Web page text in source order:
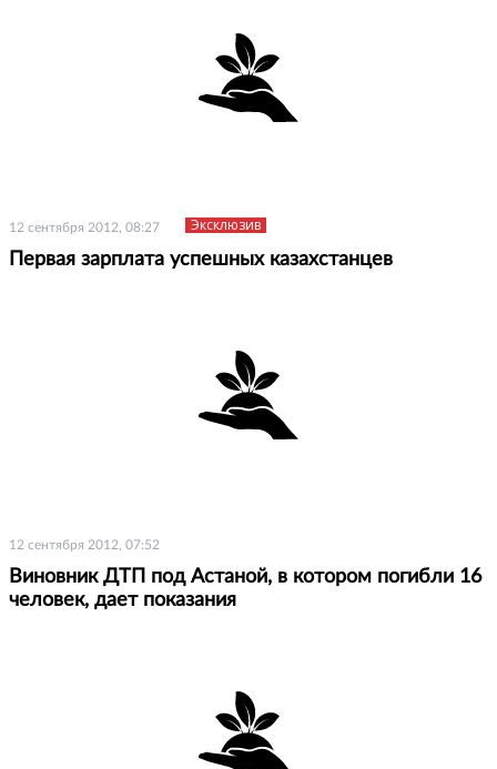
12 сентября 2012, 08:27 Эксклюзив
Первая зарплата успешных казахстанцев
12 сентября 2012, 07:52
Виновник ДТП под Астаной, в котором погибли 16
человек, дает показания